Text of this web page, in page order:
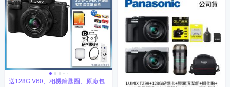
送128G V60、相機鑰匙圈、原廠包